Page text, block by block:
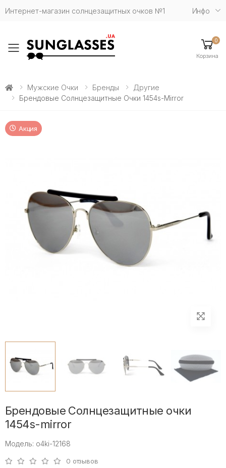
Интернет-магазин солнцезащитных очков №1 Инфо
Toggle mobile menu
0
Корзина
Мужские Очки Бренды
Другие
Брендовые Солнцезащитные Очки 1454s-Mirror
Акция
Брендовые Солнцезащитные очки
1454s-mirror
Модель: o4ki-12168
0 отзывов